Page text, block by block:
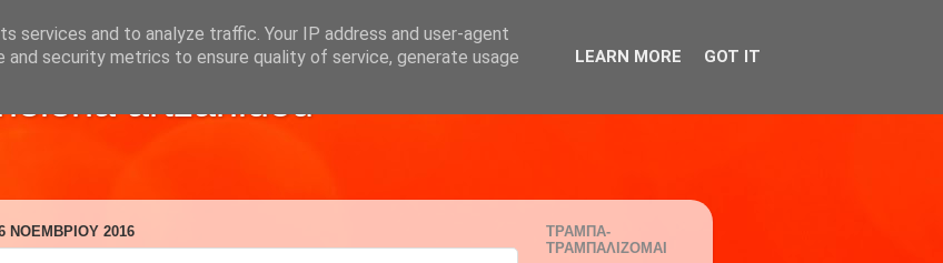
artzanidou
ΝΟΕΜΒΡΊΟΥ 2016
ΤΡΑΜΠΑ-
ΤΡΑΜΠΑΛΙΖΟΜΑΙ
services and to analyze traffic. Your IP address and user-agent
and security metrics to ensure quality of service, generate usage
LEARN MORE GOT IT